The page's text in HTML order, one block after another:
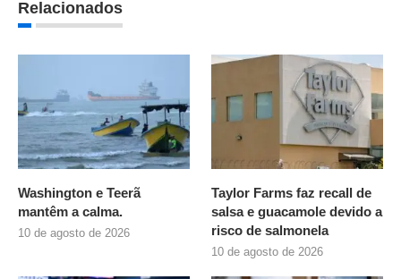
Relacionados
Washington e Teerã
mantêm a calma.
10 de agosto de 2026
Taylor Farms faz recall de
salsa e guacamole devido a
risco de salmonela
10 de agosto de 2026